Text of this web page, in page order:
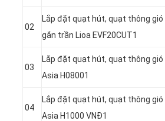
02
Lắp đặt quạt hút, quạt thông gió
gắn trần Lioa EVF20CUT1
03
Lắp đặt quạt hút, quạt thông gió
Asia H08001
04
Lắp đặt quạt hút, quạt thông gió
Asia H1000 VNĐ1